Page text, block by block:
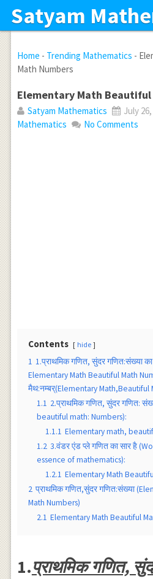
Satyam
Home - Trending Mathematics -
Math Numbers
Elementary Math Beautiful
Satyam Mathematics July
Mathematics
No Comments
Contents hide
1 1.प्राथमिक गणित, सुंदर गणित:संख्या
Elementary Math Beautiful Math
मैथ:नम्बर्(Elementary Math,Beautiful
1.1 2.प्राथमिक गणित, सुंदर गणित:
beautiful math: Numbers):
1.1.1 Elementary math,
1.2 3.वंडर एंड प्ले गणित का सार है
essence of mathematics):
1.2.1 Elementary Math
2 प्राथमिक गणित,सुंदर गणित:संख्या
Math Numbers)
2.1 Elementary Math Beautiful
1.प्राथमिक गणित,